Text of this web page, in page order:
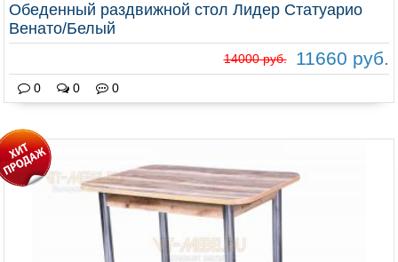
Обеденный раздвижной стол Лидер Статуарио
Венато/Белый
14000 руб. 11660 руб.
0 0 0